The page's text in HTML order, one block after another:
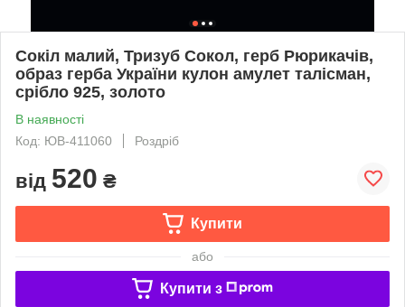
Сокіл малий, Тризуб Сокол, герб Рюрикачів,
образ герба України кулон амулет талісман,
срібло 925, золото
В наявності
Код: ЮВ-411060
Роздріб
від 520 ₴
Купити
або
Купити з